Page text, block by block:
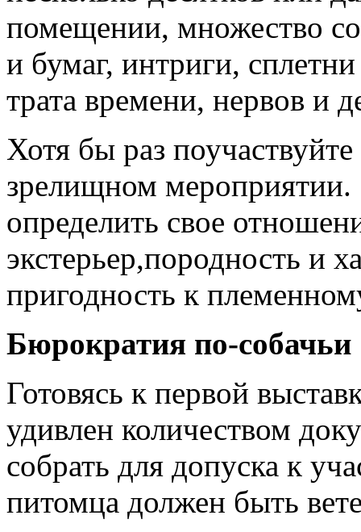
помещении, множество
и бумаг, интриги,
трата времени, нервов и
Хотя бы раз
зрелищном мероприятии.
определить свое
экстерьер,породность и
пригодность к
Бюрократия по-собачьи
Готовясь к первой
удивлен количеством
собрать для допуска к
питомца должен быть